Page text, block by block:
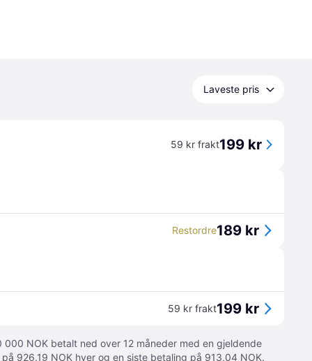
Laveste pris
59 kr frakt199 kr
Restordre189 kr
59 kr frakt199 kr
000 NOK betalt ned over 12 måneder med en gjeldende
926.19 NOK hver og en siste betaling på 913,04 NOK.